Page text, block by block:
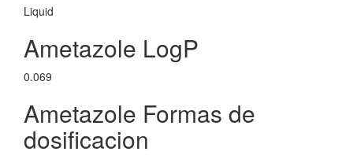
Liquid
Ametazole LogP
0.069
Ametazole Formas de
dosificacion